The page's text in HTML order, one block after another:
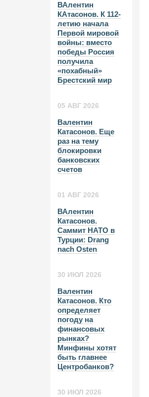
ВАлентин
КАтасонов. К 112-
летию начала
Первой мировой
войны: вместо
победы Россия
получила
«похабный»
Брестский мир
05 АВГ 2026
Валентин
Катасонов. Еще
раз на тему
блокировки
банковских
счетов
01 АВГ 2026
ВАлентин
Катасонов.
Саммит НАТО в
Турции: Drang
nach Osten
30 ИЮЛ 2026
Валентин
Катасонов. Кто
определяет
погоду на
финансовых
рынках?
Минфины хотят
быть главнее
Центробанков?
30 ИЮЛ 2026